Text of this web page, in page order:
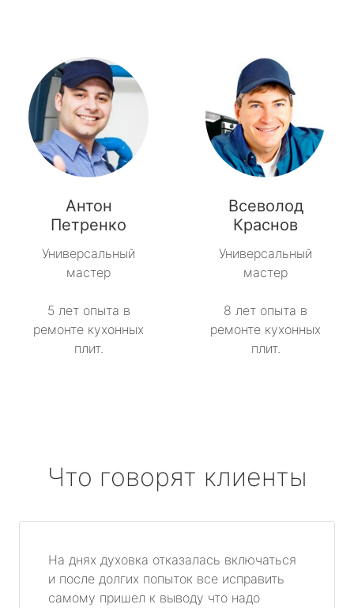
Антон
Петренко
Универсальный
мастер
5 лет опыта в
ремонте кухонных
плит.
Всеволод
Краснов
Универсальный
мастер
8 лет опыта в
ремонте кухонных
плит.
Что говорят клиенты
На днях духовка отказалась включаться
и после долгих попыток все исправить
самому пришел к выводу что надо